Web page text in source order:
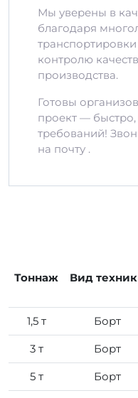
Мы уверены в
благодаря
контролю
производства.
Готовы
проект —
требований!
на почту .
Тоннаж Вид
1,5 т Борт
3 т Борт
5 т Борт